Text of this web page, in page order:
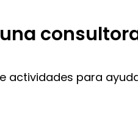
actividades para